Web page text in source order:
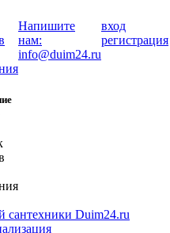
Напишите
нам:
info@duim24.ru
вход
регистрация